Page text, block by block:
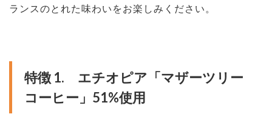
ランスのとれた味わいをお楽しみください。
特徴 1. エチオピア「マザーツリー
コーヒー」51%使用